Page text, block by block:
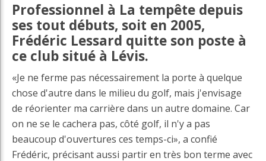
Professionnel à La tempête depuis
ses tout débuts, soit en 2005,
Frédéric Lessard quitte son poste à
ce club situé à Lévis.
«Je ne ferme pas nécessairement la porte à quelque
chose d'autre dans le milieu du golf, mais j'envisage
de réorienter ma carrière dans un autre domaine. Car
on ne se le cachera pas, côté golf, il n'y a pas
beaucoup d'ouvertures ces temps-ci», a confié
Frédéric, précisant aussi partir en très bon terme avec